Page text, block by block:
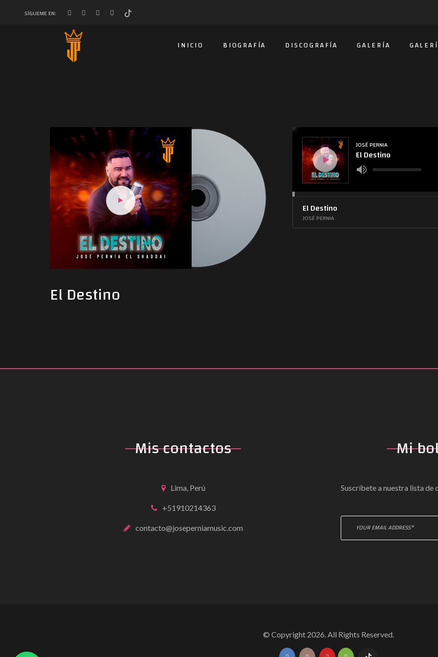
SÍGUEME EN:
INICIO BIOGRAFÍA DISCOGRAFÍA GALERÍA
El Destino
Audio
Player
JOSÉ PERNIA
El Destino
Use
Up/Down
to
El Destino
JOSÉ PERNIA
Mis contactos
Lima, Perú
+51910214363
contacto@joseperniamusic.com
Mi
Suscríbete a nuestra lista
© Copyright 2026. All Rights Reserved.